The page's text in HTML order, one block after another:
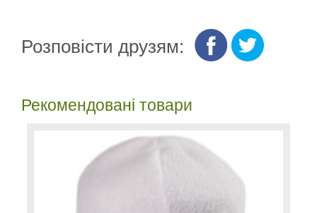
Розповісти друзям:
Рекомендовані товари